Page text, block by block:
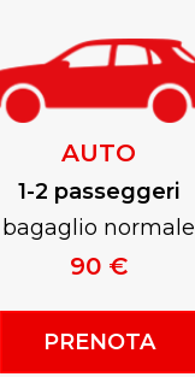
AUTO
1-2 passeggeri
bagaglio normale
90 €
PRENOTA